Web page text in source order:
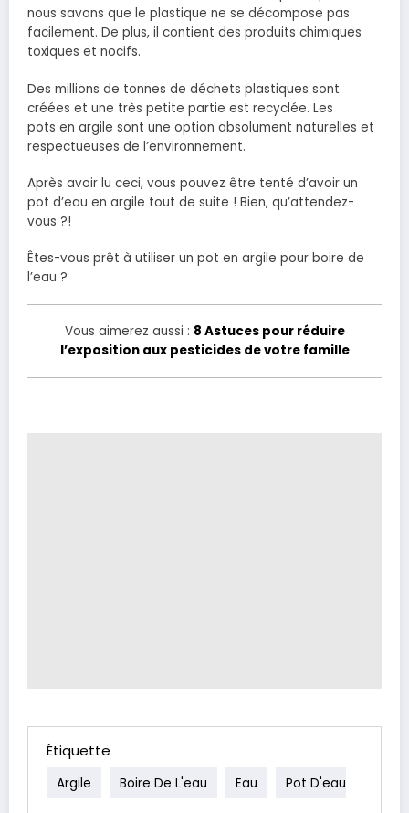
nous savons que le plastique ne se décompose pas
facilement. De plus, il contient des produits chimiques
toxiques et nocifs.
Des millions de tonnes de déchets plastiques sont
créées et une très petite partie est recyclée. Les
pots en argile sont une option absolument naturelles et
respectueuses de l’environnement.
Après avoir lu ceci, vous pouvez être tenté d’avoir un
pot d’eau en argile tout de suite ! Bien, qu’attendez-
vous ?!
Êtes-vous prêt à utiliser un pot en argile pour boire de
l’eau ?
Vous aimerez aussi : 8 Astuces pour réduire
l’exposition aux pesticides de votre famille
Étiquette
Argile Boire De L'eau Eau Pot D'eau